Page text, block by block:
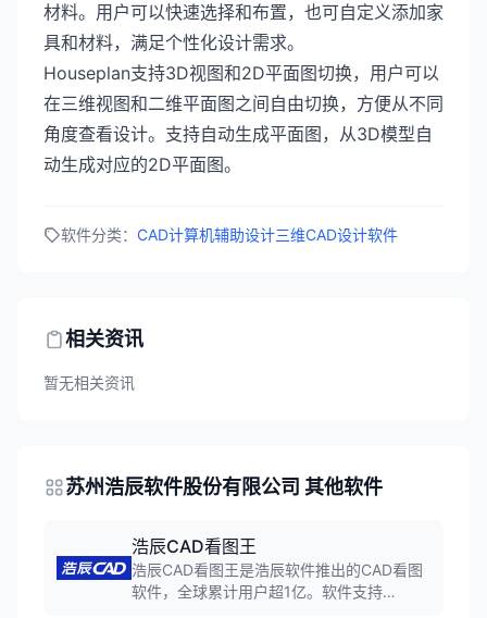
材料。用户可以快速选择和布置，也可自定义添加家
具和材料，满足个性化设计需求。
Houseplan支持3D视图和2D平面图切换，用户可以
在三维视图和二维平面图之间自由切换，方便从不同
角度查看设计。支持自动生成平面图，从3D模型自
动生成对应的2D平面图。
软件分类： CAD计算机辅助设计三维CAD设计软件
相关资讯
暂无相关资讯
苏州浩辰软件股份有限公司 其他软件
浩辰CAD看图王
浩辰CAD看图王是浩辰软件推出的CAD看图
软件，全球累计用户超1亿。软件支持